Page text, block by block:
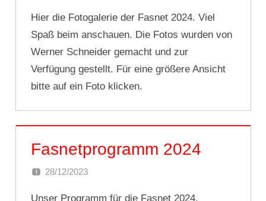
Hier die Fotogalerie der Fasnet 2024. Viel
Spaß beim anschauen. Die Fotos wurden von
Werner Schneider gemacht und zur
Verfügung gestellt. Für eine größere Ansicht
bitte auf ein Foto klicken.
Fasnetprogramm 2024
28/12/2023
Unser Programm für die Fasnet 2024.